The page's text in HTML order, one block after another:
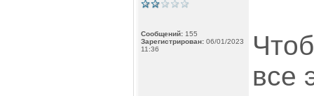
Сообщений: 155
Зарегистрирован: 06/01/2023
11:36
все